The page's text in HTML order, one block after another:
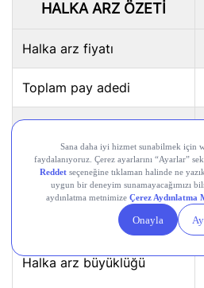
HALKA ARZ ÖZETI
Halka arz fiyatı
Toplam pay adedi
Sermaye artırımı
Ortak satışı
Ortak satışı yapacak ortak
Halka arz büyüklüğü